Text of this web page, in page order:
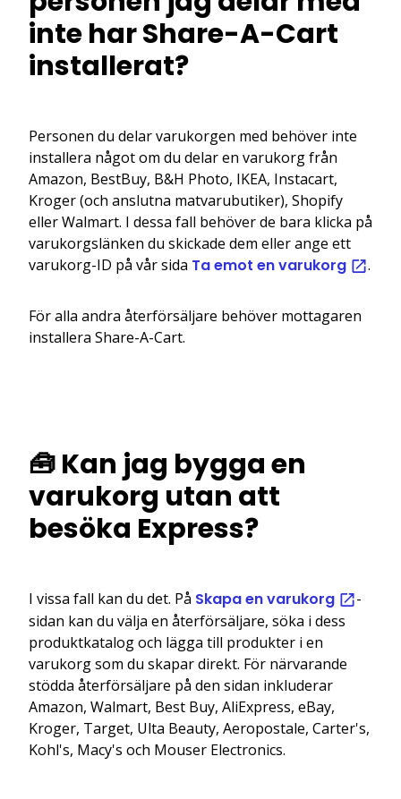
inte har Share-A-Cart
installerat?
Personen du delar varukorgen med behöver inte
installera något om du delar en varukorg från
Amazon, BestBuy, B&H Photo, IKEA, Instacart,
Kroger (och anslutna matvarubutiker), Shopify
eller Walmart. I dessa fall behöver de bara klicka på
varukorgslänken du skickade dem eller ange ett
varukorg-ID på vår sida Ta emot en varukorg .
För alla andra återförsäljare behöver mottagaren
installera Share-A-Cart.
🧰 Kan jag bygga en
varukorg utan att
besöka Express?
I vissa fall kan du det. På Skapa en varukorg
-
sidan kan du välja en återförsäljare, söka i dess
produktkatalog och lägga till produkter i en
varukorg som du skapar direkt. För närvarande
stödda återförsäljare på den sidan inkluderar
Amazon, Walmart, Best Buy, AliExpress, eBay,
Kroger, Target, Ulta Beauty, Aeropostale, Carter's,
Kohl's, Macy's och Mouser Electronics.